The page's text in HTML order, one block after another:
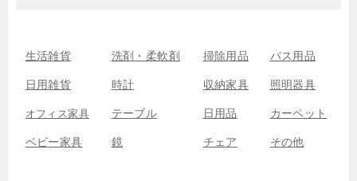
生活雑貨 洗剤・柔軟剤 掃除用品 バス用品
日用雑貨 時計 収納家具 照明器具
オフィス家具 テーブル 日用品 カーペット
ベビー家具 鏡 チェア その他